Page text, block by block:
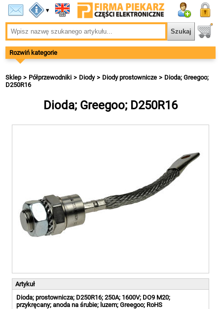
▾
Rozwiń kategorie
Sklep Półprzewodniki Diody Diody prostownicze
Dioda; Greegoo;
D250R16
Dioda; Greegoo; D250R16
Artykuł
Dioda; prostownicza; D250R16; 250A; 1600V; DO9 M20;
przykręcany; anoda na śrubie; luzem; Greegoo; RoHS